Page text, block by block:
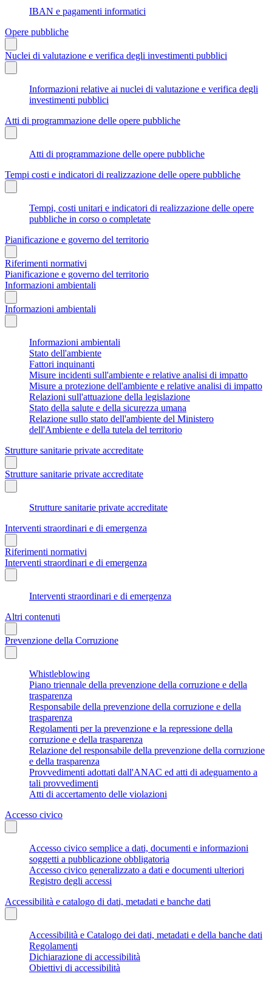
IBAN e pagamenti informatici
Opere pubbliche
Nuclei di valutazione e verifica degli investimenti pubblici
Informazioni relative ai nuclei di valutazione e verifica degli
investimenti pubblici
Atti di programmazione delle opere pubbliche
Atti di programmazione delle opere pubbliche
Tempi costi e indicatori di realizzazione delle opere pubbliche
Tempi, costi unitari e indicatori di realizzazione delle opere
pubbliche in corso o completate
Pianificazione e governo del territorio
Riferimenti normativi
Pianificazione e governo del territorio
Informazioni ambientali
Informazioni ambientali
Informazioni ambientali
Stato dell'ambiente
Fattori inquinanti
Misure incidenti sull'ambiente e relative analisi di impatto
Misure a protezione dell'ambiente e relative analisi di impatto
Relazioni sull'attuazione della legislazione
Stato della salute e della sicurezza umana
Relazione sullo stato dell'ambiente del Ministero
dell'Ambiente e della tutela del territorio
Strutture sanitarie private accreditate
Strutture sanitarie private accreditate
Strutture sanitarie private accreditate
Interventi straordinari e di emergenza
Riferimenti normativi
Interventi straordinari e di emergenza
Interventi straordinari e di emergenza
Altri contenuti
Prevenzione della Corruzione
Whistleblowing
Piano triennale della prevenzione della corruzione e della
trasparenza
Responsabile della prevenzione della corruzione e della
trasparenza
Regolamenti per la prevenzione e la repressione della
corruzione e della trasparenza
Relazione del responsabile della prevenzione della corruzione
e della trasparenza
Provvedimenti adottati dall'ANAC ed atti di adeguamento a
tali provvedimenti
Atti di accertamento delle violazioni
Accesso civico
Accesso civico semplice a dati, documenti e informazioni
soggetti a pubblicazione obbligatoria
Accesso civico generalizzato a dati e documenti ulteriori
Registro degli accessi
Accessibilità e catalogo di dati, metadati e banche dati
Accessibilità e Catalogo dei dati, metadati e della banche dati
Regolamenti
Dichiarazione di accessibilità
Obiettivi di accessibilità